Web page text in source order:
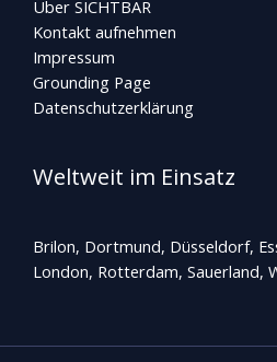
Über SICHTBAR
Kontakt aufnehmen
Impressum
Grounding Page
Datenschutzerklärung
Weltweit im Einsatz
Brilon, Dortmund, Düsseldorf,
London, Rotterdam, Sauerland,